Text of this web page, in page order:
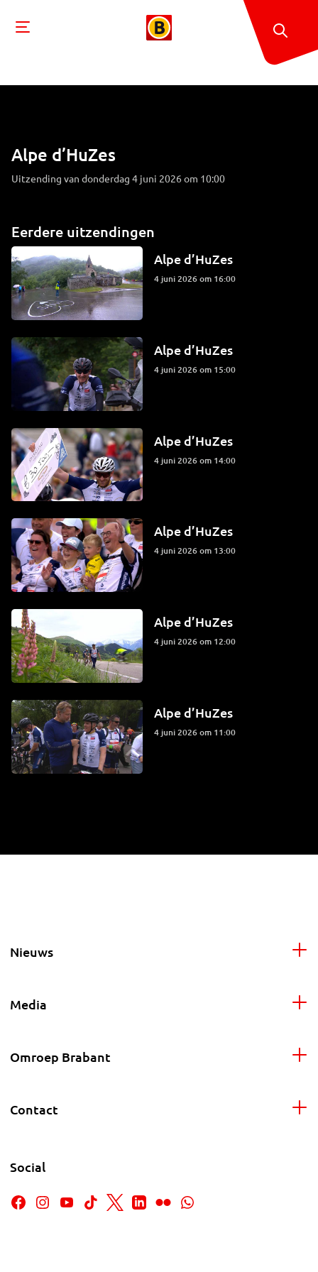
Alpe d’HuZes
Uitzending van donderdag 4 juni 2026 om 10:00
Eerdere uitzendingen
Alpe d’HuZes
4 juni 2026 om 16:00
Alpe d’HuZes
4 juni 2026 om 15:00
Alpe d’HuZes
4 juni 2026 om 14:00
Alpe d’HuZes
4 juni 2026 om 13:00
Alpe d’HuZes
4 juni 2026 om 12:00
Alpe d’HuZes
4 juni 2026 om 11:00
Nieuws
Media
Omroep Brabant
Contact
Social